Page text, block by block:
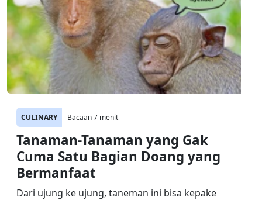
CULINARY Bacaan 7 menit
Tanaman-Tanaman yang Gak
Cuma Satu Bagian Doang yang
Bermanfaat
Dari ujung ke ujung, taneman ini bisa kepake